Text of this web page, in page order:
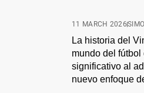
11 MARCH 2026
La historia del
mundo del
significativo al
nuevo enfoque